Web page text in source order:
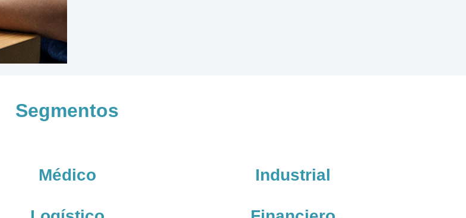
Segmentos
Médico Industrial